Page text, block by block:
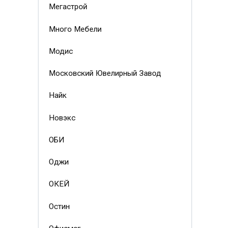
Мегастрой
Много Мебели
Модис
Московский Ювелирный Завод
Найк
Новэкс
ОБИ
Оджи
ОКЕЙ
Остин